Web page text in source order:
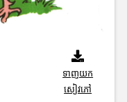
ទាញយក
សៀវភៅ